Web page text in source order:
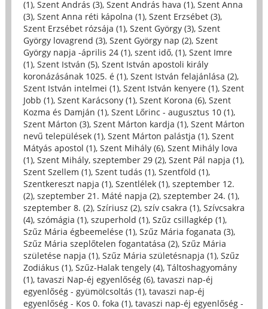
(1), Szent András (3), Szent András hava (1), Szent Anna
(3), Szent Anna réti kápolna (1), Szent Erzsébet (3),
Szent Erzsébet rózsája (1), Szent György (3), Szent
György lovagrend (3), Szent György nap (2), Szent
György napja -április 24 (1), szent idő, (1), Szent Imre
(1), Szent István (5), Szent István apostoli király
koronázásának 1025. é (1), Szent István felajánlása (2),
Szent István intelmei (1), Szent István kenyere (1), Szent
Jobb (1), Szent Karácsony (1), Szent Korona (6), Szent
Kozma és Damján (1), Szent Lőrinc - augusztus 10 (1),
Szent Márton (3), Szent Márton kardja (1), Szent Márton
nevű települések (1), Szent Márton palástja (1), Szent
Mátyás apostol (1), Szent Mihály (6), Szent Mihály lova
(1), Szent Mihály, szeptember 29 (2), Szent Pál napja (1),
Szent Szellem (1), Szent tudás (1), Szentföld (1),
Szentkereszt napja (1), Szentlélek (1), szeptember 12.
(2), szeptember 21. Máté napja (2), szeptember 24. (1),
szeptember 8. (2), Szíriusz (2), szív csakra (1), Szívcsakra
(4), szómágia (1), szuperhold (1), Szűz csillagkép (1),
Szűz Mária égbeemelése (1), Szűz Mária foganata (3),
Szűz Mária szeplőtelen fogantatása (2), Szűz Mária
születése napja (1), Szűz Mária születésnapja (1), Szűz
Zodiákus (1), Szűz-Halak tengely (4), Táltoshagyomány
(1), tavaszi Nap-éj egyenlőség (6), tavaszi nap-éj
egyenlőség - gyümölcsoltás (1), tavaszi nap-éj
egyenlőség - Kos 0. foka (1), tavaszi nap-éj egyenlőség -